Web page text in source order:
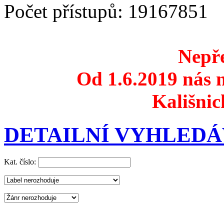
Počet přístupů: 19167851
Od 1.6.2019 nás
DETAILNÍ
Kat. číslo: